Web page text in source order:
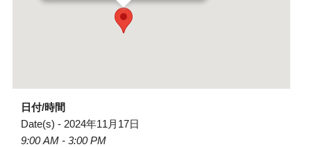
日付/時間
Date(s) - 2024年11月17日
9:00 AM - 3:00 PM